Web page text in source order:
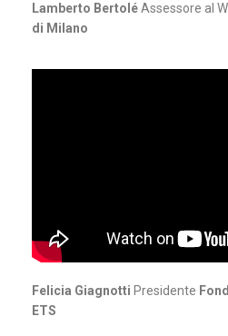
Lamberto BertoléAssessore al
di Milano
Felicia Giagnotti Presidente
ETS